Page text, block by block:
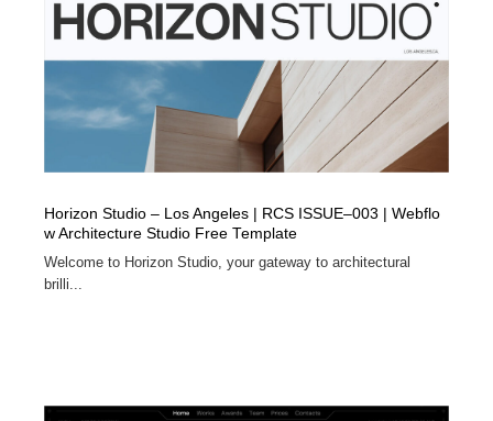
Horizon Studio – Los Angeles | RCS ISSUE–003 | Webflo
w Architecture Studio Free Template
Welcome to Horizon Studio, your gateway to architectural
brilli...